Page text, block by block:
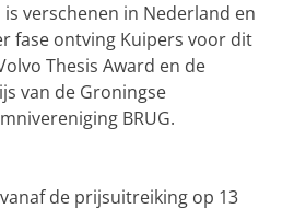
verschenen in Nederland en
fase ontving Kuipers voor dit
Thesis Award en de
van de Groningse
BRUG.
de prijsuitreiking op 13